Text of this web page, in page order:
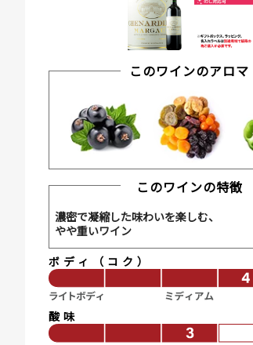
このワインのアロマ
このワインの特徴
濃密で凝縮した味わいを楽しむ、
やや重いワイン
ボディ（コク）
酸味